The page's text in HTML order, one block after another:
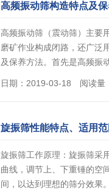
高频振动筛构造特点及
高频振动筛（震动筛）主要
磨矿作业构成闭路，还广泛
及保养方法。首先是高频振
日期：2019-03-18 阅读量
旋振筛性能特点、适用
旋振筛工作原理：旋振筛采
曲线，调节上、下重锤的空
间，以达到理想的筛分效果